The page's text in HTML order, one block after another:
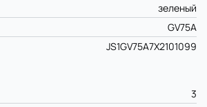
зеленый
GV75A
JS1GV75A7X2101099
3